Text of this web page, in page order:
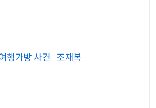
행가방 사건 조재복